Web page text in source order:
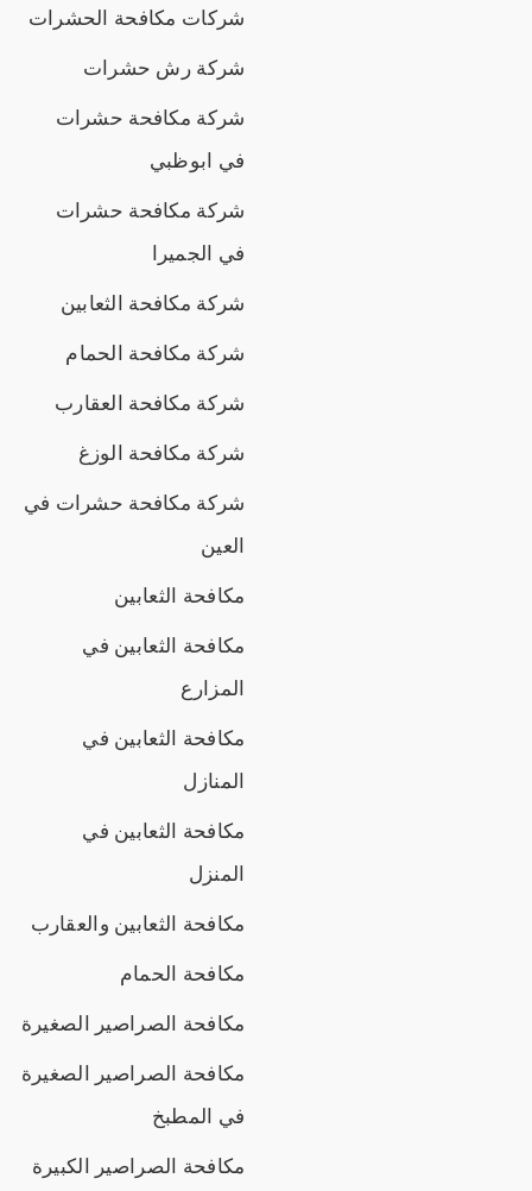
شركات مكافحة الحشرات
شركة رش حشرات
شركة مكافحة حشرات
في ابوظبي
شركة مكافحة حشرات
في الجميرا
شركة مكافحة الثعابين
شركة مكافحة الحمام
شركة مكافحة العقارب
شركة مكافحة الوزغ
شركة مكافحة حشرات في
العين
مكافحة الثعابين
مكافحة الثعابين في
المزارع
مكافحة الثعابين في
المنازل
مكافحة الثعابين في
المنزل
مكافحة الثعابين والعقارب
مكافحة الحمام
مكافحة الصراصير الصغيرة
مكافحة الصراصير الصغيرة
في المطبخ
مكافحة الصراصير الكبيرة